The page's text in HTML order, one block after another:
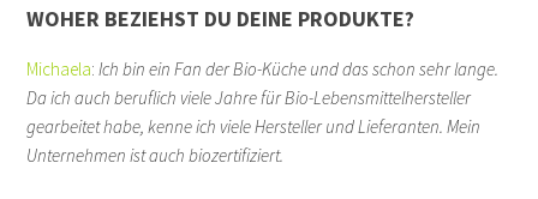
WOHER BEZIEHST DU DEINE PRODUKTE?
Michaela:Ich bin ein Fan der Bio-Küche und das schon sehr lange.
Da ich auch beruflich viele Jahre für Bio-Lebensmittelhersteller
gearbeitet habe, kenne ich viele Hersteller und Lieferanten. Mein
Unternehmen ist auch biozertifiziert.